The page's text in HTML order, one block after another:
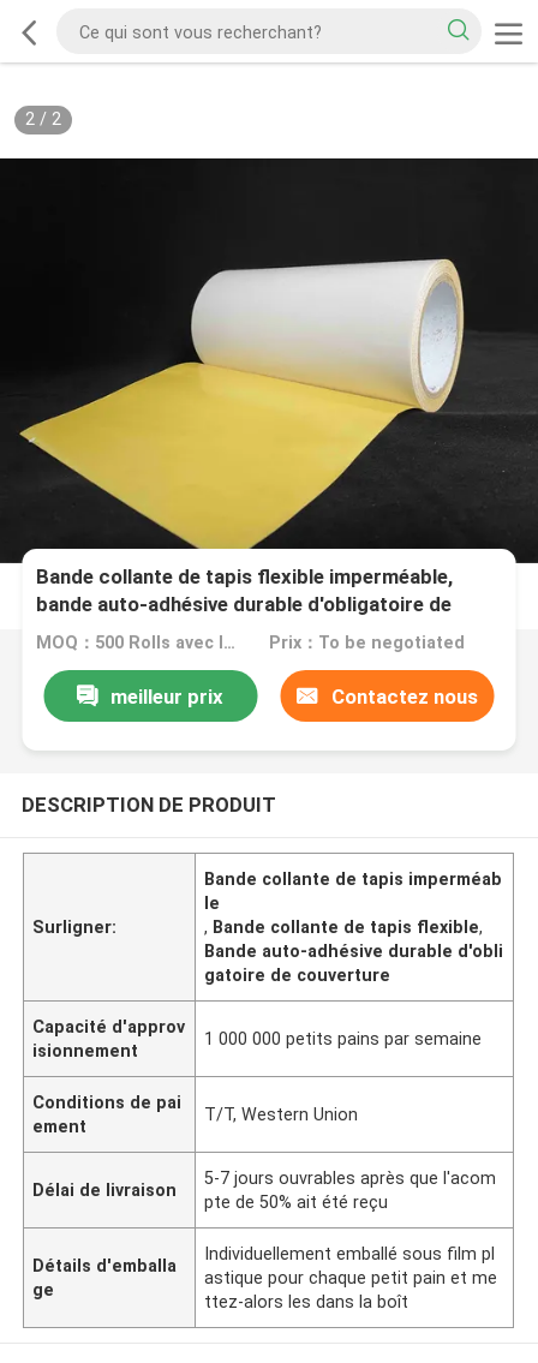
2/ 2
Bande collante de tapis flexible imperméable,
bande auto-adhésive durable d'obligatoire de
couverture
MOQ：500 Rolls avec les mêmes spécifications Prix：To be negotiated
meilleur prix Contactez nous
DESCRIPTION DE PRODUIT
Surligner:
Bande collante de tapis imperméab
le
, Bande collante de tapis flexible,
Bande auto-adhésive durable d'obli
gatoire de couverture
Capacité d'approv
isionnement
1 000 000 petits pains par semaine
Conditions de pai
ement
T/T, Western Union
Délai de livraison
5-7 jours ouvrables après que l'acom
pte de 50% ait été reçu
Détails d'emballa
ge
Individuellement emballé sous film pl
astique pour chaque petit pain et me
ttez-alors les dans la boît